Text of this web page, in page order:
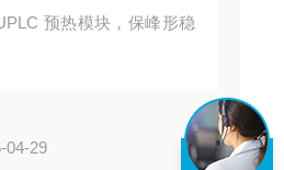
预热模块，保峰形稳
04-29